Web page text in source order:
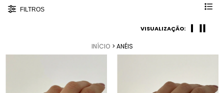
FILTROS
VISUALIZAÇÃO:
INÍCIO > ANÉIS